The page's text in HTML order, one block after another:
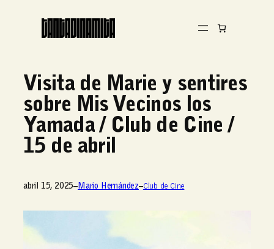
Visita de Marie y sentires
sobre Mis Vecinos los
Yamada / Club de Cine /
15 de abril
abril 15, 2025– Mario Hernández–Club de Cine